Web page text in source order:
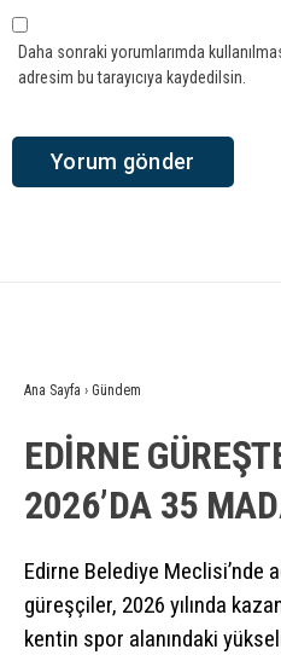
Daha sonraki yorumlarımda
adresim bu tarayıcıya kaydedilsin.
Ana Sayfa › Gündem
EDİRNE
2026’DA 35
Edirne Belediye Meclisi’nde
güreşçiler, 2026 yılında
kentin spor alanındaki